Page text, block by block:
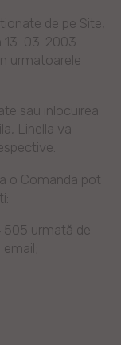
de pe Site,
13-03-2003
urmatoarele
sau inlocuirea
Linella va
o Comanda pot
505 urmată de